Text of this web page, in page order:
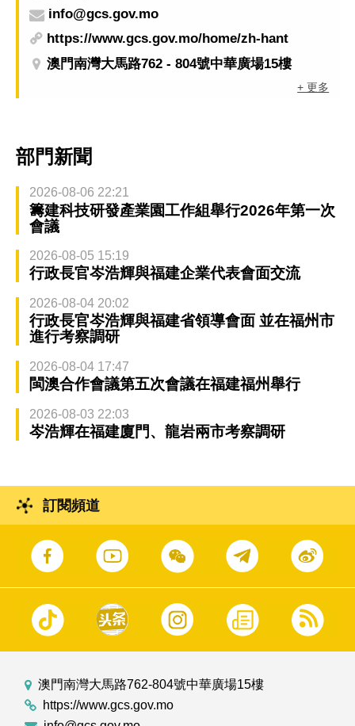
info@gcs.gov.mo
https://www.gcs.gov.mo/home/zh-hant
澳門南灣大馬路762 - 804號中華廣場15樓
+ 更多
部門新聞
2026-08-06 22:21
籌建科技研發產業園工作組舉行2026年第一次
會議
2026-08-05 15:19
行政長官岑浩輝與福建企業代表會面交流
2026-08-04 20:02
行政長官岑浩輝與福建省領導會面 並在福州市
進行考察調研
2026-08-04 17:47
閩澳合作會議第五次會議在福建福州舉行
2026-08-03 22:03
岑浩輝在福建廈門、龍岩兩市考察調研
訂閱頻道
澳門南灣大馬路762-804號中華廣場15樓
https://www.gcs.gov.mo